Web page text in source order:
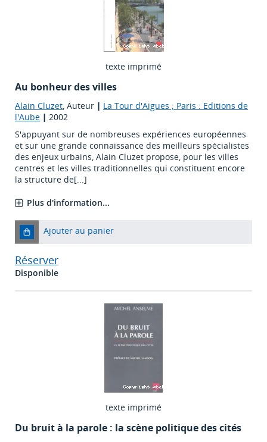
texte imprimé
Au bonheur des villes
Alain Cluzet, Auteur | La Tour d'Aigues ; Paris : Editions de
l'Aube | 2002
S'appuyant sur de nombreuses expériences européennes
et sur une grande connaissance des meilleurs spécialistes
des enjeux urbains, Alain Cluzet propose, pour les villes
centres et les villes traditionnelles qui constituent encore
la structure de[...]
Plus d'information...
Ajouter au panier
Réserver
Disponible
texte imprimé
Du bruit à la parole : la scène politique des cités